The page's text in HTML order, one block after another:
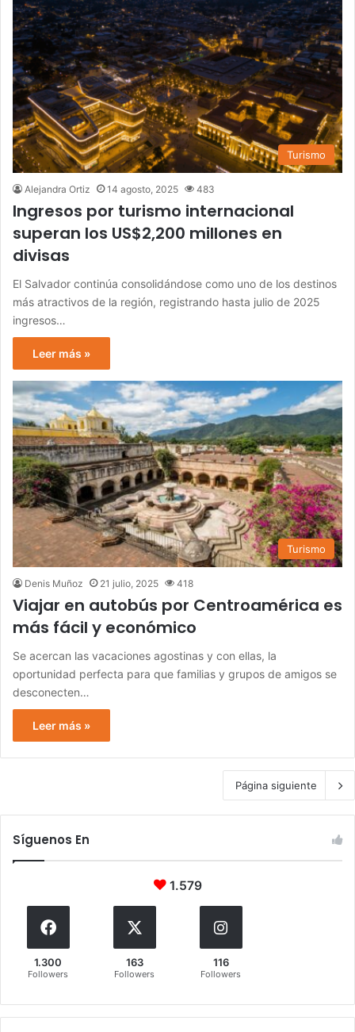
Turismo
Alejandra Ortiz 14 agosto, 2025 483
Ingresos por turismo internacional
superan los US$2,200 millones en
divisas
El Salvador continúa consolidándose como uno de los destinos
más atractivos de la región, registrando hasta julio de 2025
ingresos…
Leer más »
Turismo
Denis Muñoz 21 julio, 2025 418
Viajar en autobús por Centroamérica es
más fácil y económico
Se acercan las vacaciones agostinas y con ellas, la
oportunidad perfecta para que familias y grupos de amigos se
desconecten…
Leer más »
Página siguiente
Síguenos En
1.579
1.300
Followers
163
Followers
116
Followers